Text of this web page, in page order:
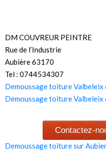
DM COUVREUR PEINTRE
Rue de l’Industrie
Aubière 63170
Tel : 0744534307
Demoussage toiture Valbeleix
Demoussage toiture Valbeleix
Contactez-
Demoussage toiture sur